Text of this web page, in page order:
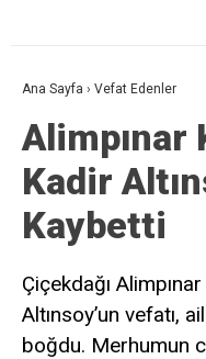
Ana Sayfa › Vefat Edenler
Alimpınar
Kadir
Kaybetti
Çiçekdağı
Altınsoy’un vefatı,
boğdu. Merhumun